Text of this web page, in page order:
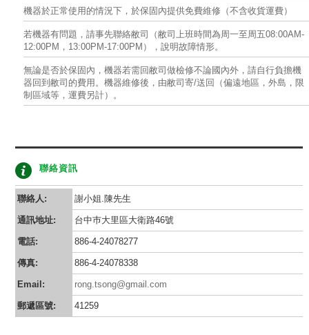
機器於正常使用的情況下，於保固內提供免費維修（不含收貨運費）
若機器有問題，請事先聯絡敝司（敝司上班時間為周一至周五08:00AM-
12:00PM，13:00PM-17:00PM），說明故障情形。
無論是否於保固內，機器若需回敝司做檢修不論國內外，請自行負擔機
器回到敝司的費用。機器維修後，由敝司寄/送回（偏遠地區，外島，限
制區域等，運費另計）。
聯絡資訊
聯絡人: 謝小姐.陳先生
通訊地址: 台中巿大里區大衛路46號
電話: 886-4-24078277
傳真: 886-4-24078338
Email: rong.tsong@gmail.com
郵遞區號: 41259